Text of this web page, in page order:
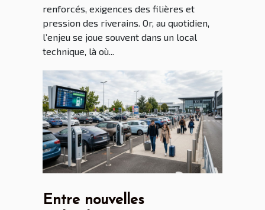
renforcés, exigences des filières et
pression des riverains. Or, au quotidien,
l’enjeu se joue souvent dans un local
technique, là où...
Entre nouvelles